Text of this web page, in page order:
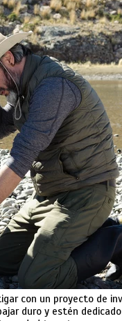
con un proyecto de
duro y estén